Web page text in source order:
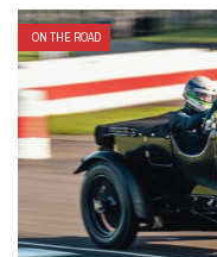
ON THE ROAD